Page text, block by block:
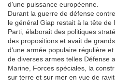
d'une puissance européenne.
Durant la guerre de défense
le général Giap restait à la tête
Parti, élaborait des politiques
des propositions et avait de
d'une armée populaire régulière
de diverses armes telles Défense
Marine, Forces spéciales, la
sur terre et sur mer en vue de